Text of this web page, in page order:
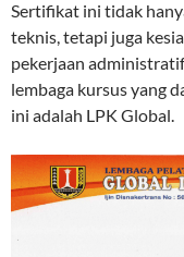
Sertifikat ini tidak
teknis, tetapi juga
pekerjaan
lembaga kursus yang
ini adalah LPK Global.